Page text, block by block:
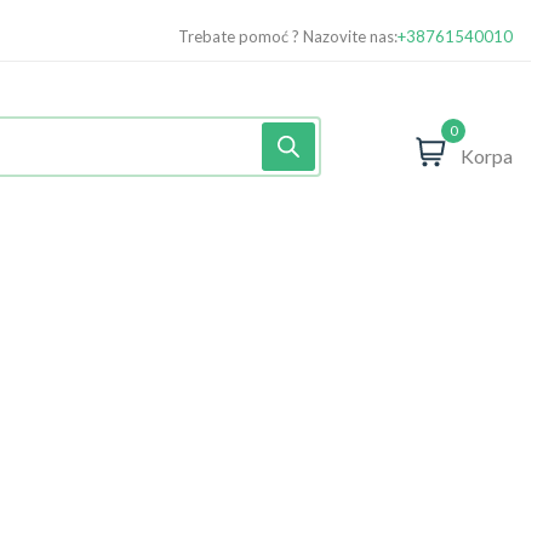
Trebate pomoć ? Nazovite nas:+38761540010
0
Korpa